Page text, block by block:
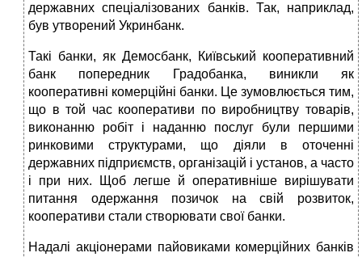
державних спеціалізованих банків. Так, наприклад,
був утворений Укринбанк.
Такі банки, як Демосбанк, Київський кооперативний
банк попередник Градобанка, виникли як
кооперативні комерційні банки. Це зумовлюється тим,
що в той час кооперативи по виробництву товарів,
виконанню робіт і наданню послуг були першими
ринковими структурами, що діяли в оточенні
державних підприємств, організацій і установ, а часто
і при них. Щоб легше й оперативніше вирішувати
питання одержання позичок на свій розвиток,
кооперативи стали створювати свої банки.
Надалі акціонерами пайовиками комерційних банків